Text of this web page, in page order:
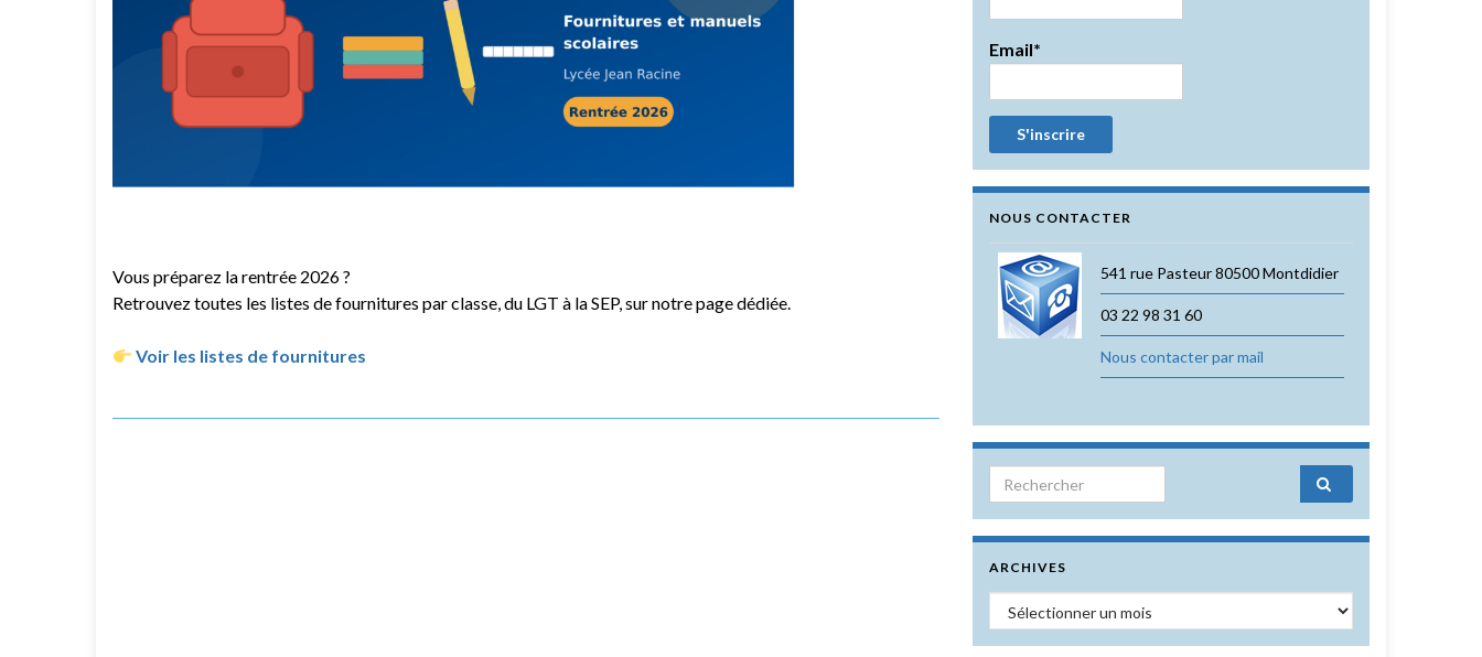
Vous préparez la rentrée 2026 ?
Retrouvez toutes les listes de fournitures par classe, du LGT à la SEP, sur notre page dédiée.
Voir les listes de fournitures
Email*
NOUS CONTACTER
541 rue Pasteur 80500 Montdidier
03 22 98 31 60
Nous contacter par mail
Search for:
ARCHIVES
Archives